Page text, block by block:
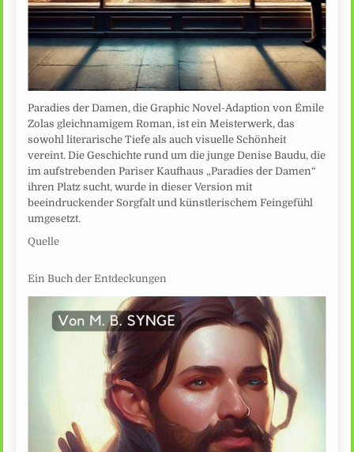
Paradies der Damen, die Graphic Novel-Adaption von Émile
Zolas gleichnamigem Roman, ist ein Meisterwerk, das
sowohl literarische Tiefe als auch visuelle Schönheit
vereint. Die Geschichte rund um die junge Denise Baudu, die
im aufstrebenden Pariser Kaufhaus „Paradies der Damen“
ihren Platz sucht, wurde in dieser Version mit
beeindruckender Sorgfalt und künstlerischem Feingefühl
umgesetzt.
Quelle
Ein Buch der Entdeckungen